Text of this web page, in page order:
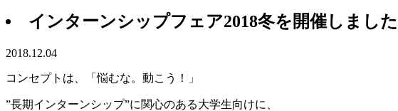
インターンシップフェア2018冬を開催しました
2018.12.04
コンセプトは、「悩むな。動こう！」
”長期インターンシップ”に関心のある大学生向けに、